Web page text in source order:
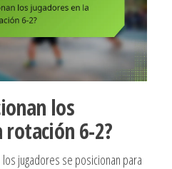
los
6-2?
los jugadores se posicionan para